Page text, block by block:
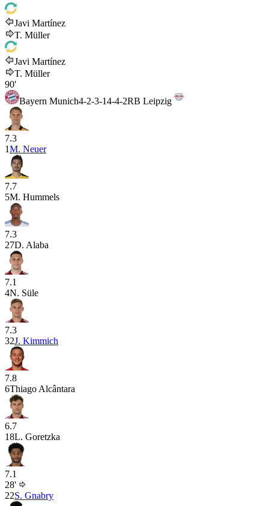
Javi Martínez
T. Müller
Javi Martínez
T. Müller
90'
Bayern Munich4-2-3-14-4-2RB Leipzig
7.3
1M. Neuer
7.7
5M. Hummels
7.3
27D. Alaba
7.1
4N. Süle
7.3
32J. Kimmich
7.8
6Thiago Alcântara
6.7
18L. Goretzka
7.1
28'
22S. Gnabry